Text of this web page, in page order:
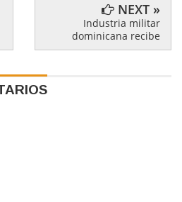
NEXT »
Industria militar
dominicana recibe